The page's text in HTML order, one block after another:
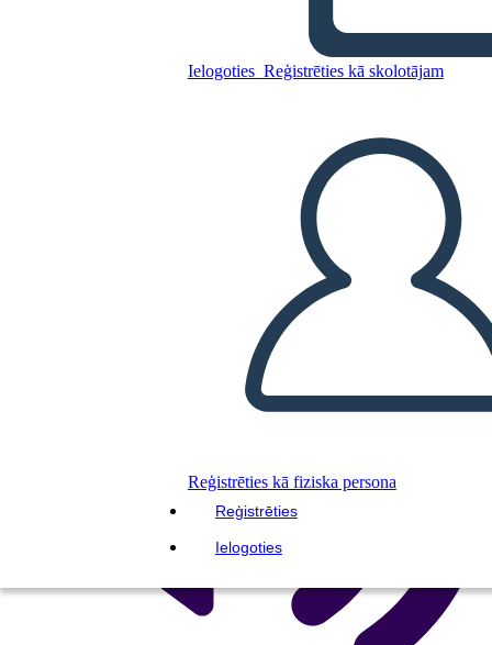
Ielogoties Reģistrēties kā skolotājam
Reģistrēties kā fiziska persona
Reģistrēties
Ielogoties
Literatūrā
IZVEIDOT STĀSTU SHĒMU
ATSKAŅOT SLAIDRĀDI
IZLASI MAN